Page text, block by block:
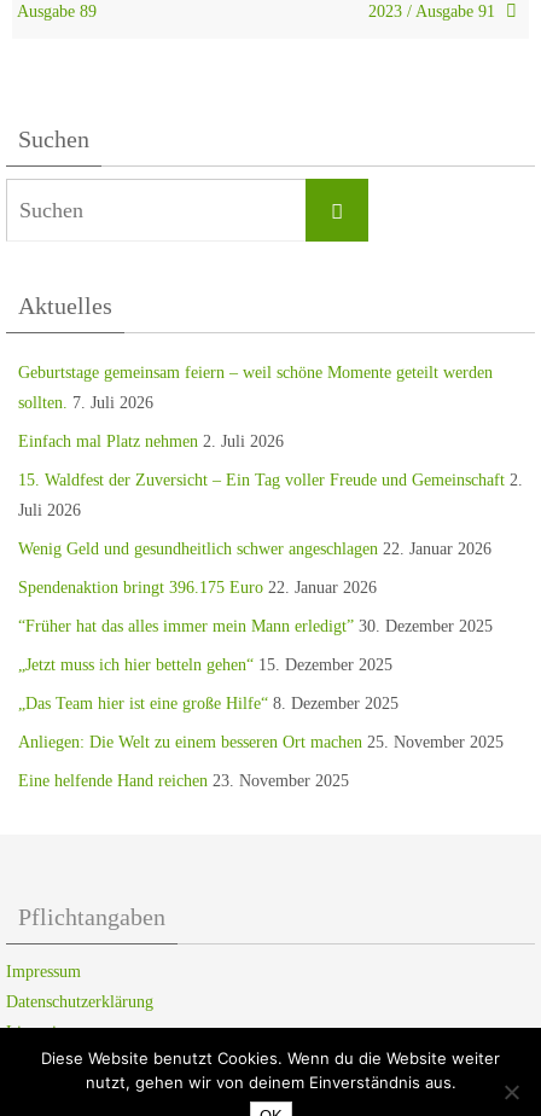
Ausgabe 89
2023 / Ausgabe 91
Suchen
Aktuelles
Geburtstage gemeinsam feiern – weil schöne Momente geteilt werden
sollten. 7. Juli 2026
Einfach mal Platz nehmen 2. Juli 2026
15. Waldfest der Zuversicht – Ein Tag voller Freude und Gemeinschaft 2.
Juli 2026
Wenig Geld und gesundheitlich schwer angeschlagen 22. Januar 2026
Spendenaktion bringt 396.175 Euro 22. Januar 2026
“Früher hat das alles immer mein Mann erledigt” 30. Dezember 2025
„Jetzt muss ich hier betteln gehen“ 15. Dezember 2025
„Das Team hier ist eine große Hilfe“ 8. Dezember 2025
Anliegen: Die Welt zu einem besseren Ort machen 25. November 2025
Eine helfende Hand reichen 23. November 2025
Pflichtangaben
Impressum
Datenschutzerklärung
Lizenzierung
Diese Website benutzt Cookies. Wenn du die Website weiter
nutzt, gehen wir von deinem Einverständnis aus.